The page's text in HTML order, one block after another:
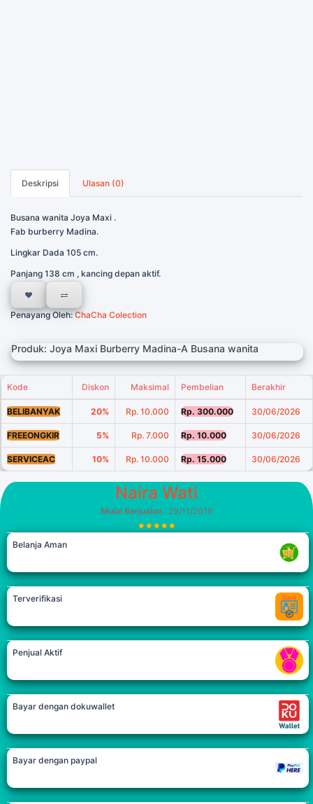
Deskripsi Ulasan (0)
Busana wanita Joya Maxi .
Fab burberry Madina.
Lingkar Dada 105 cm.
Panjang 138 cm , kancing depan aktif.
Penayang Oleh:ChaCha Colection
Produk: Joya Maxi Burberry Madina-A Busana wanita
Kode Diskon Maksimal Pembelian Berakhir
BELIBANYAK 20% Rp. 10.000 Rp. 300.000 30/06/2026
FREEONGKIR 5% Rp. 7.000 Rp. 10.000 30/06/2026
SERVICEAC 10% Rp. 10.000 Rp. 15.000 30/06/2026
Naira Wati
Mulai Berjualan: 29/11/2016
Belanja Aman
Terverifikasi
Penjual Aktif
Bayar dengan dokuwallet
Bayar dengan paypal